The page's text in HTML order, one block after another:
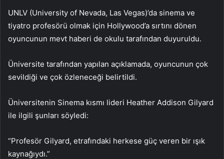
UNLV (University of Nevada, Las Vegas)’da sinema ve
tiyatro profesörü olmak için Hollywood’a sırtını dönen
oyuncunun mevt haberi de okulu tarafından duyuruldu.
Üniversite tarafından yapılan açıklamada, oyuncunun çok
sevildiği ve çok özleneceği belirtildi.
Üniversitenin Sinema kısmı lideri Heather Addison Gilyard
ile ilgili şunları söyledi:
“Profesör Gilyard, etrafındaki herkese güç veren bir ışık
kaynağıydı.”